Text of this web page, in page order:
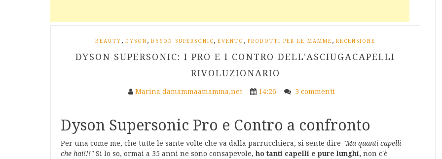
BEAUTY , DYSON , DYSON SUPERSONIC , EVENTO , PRODOTTI PER LE MAMME , RECENSIONE
DYSON SUPERSONIC: I PRO E I CONTRO DELL'ASCIUGACAPELLI
RIVOLUZIONARIO
Marina damammaamamma.net 14:26 3 commenti
Dyson Supersonic Pro e Contro a confronto
Per una come me, che tutte le sante volte che va dalla parrucchiera, si sente dire "Ma quanti capelli
che hai!!!" Si lo so, ormai a 35 anni ne sono consapevole, ho tanti capelli e pure lunghi, non c'è